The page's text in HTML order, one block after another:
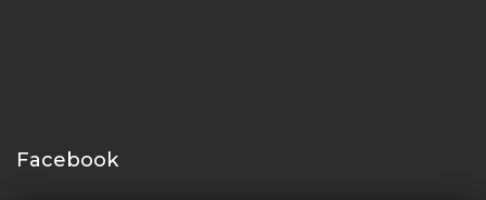
Facebook